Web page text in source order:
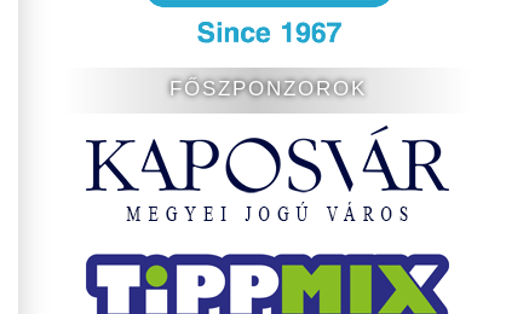
FŐSZPONZOROK